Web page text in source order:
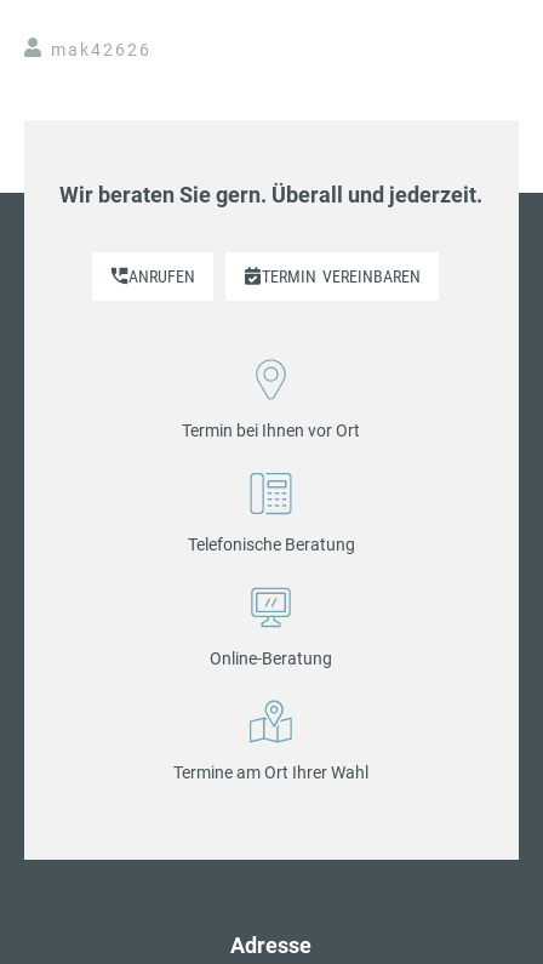
mak42626
Wir beraten Sie gern. Überall und jederzeit.
ANRUFEN TERMIN VEREINBAREN
Termin bei Ihnen vor Ort
Telefonische Beratung
Online-Beratung
Termine am Ort Ihrer Wahl
Adresse